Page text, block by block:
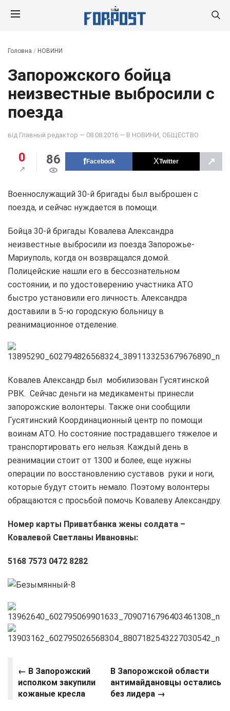
Головна / НОВИНИ
Запорожского бойца
неизвестные выбросили с
поезда
від Главный редактор — 08.08.2016 — В НОВИНИ ОБЩЕСТВО
0 86 Facebook Twitter ↗
Военнослужащий 30-й бригады был выброшен с
поезда, и сейчас нуждается в помощи.
Бойца 30-й бригады Ковалева Александра
неизвестные выбросили из поезда Запорожье-
Мариуполь, когда он возвращался домой.
Полицейские нашли его в бессознательном
состоянии, и по удостоверению участника АТО
быстро установили его личность. Александра
доставили в 5-ю городскую больницу в
реанимационное отделение.
Ковалев Александр был мобилизован Гусятинской
РВК. Сейчас деньги на медикаменты принесли
запорожские волонтеры. Также они сообщили
Гусятинский Координационный центр по помощи
воинам АТО. Но состояние пострадавшего тяжелое и
транспортировать его нельзя. Каждый день в
реанимации стоит от 1300 и более, еще нужны
операции по восстановлению суставов руки и ноги,
которые будут стоить немало. Поэтому волонтеры
обращаются с просьбой помочь Ковалеву Александру.
Номер карты Приватбанка жены солдата –
Ковалевой Светланы Ивановны:
5168 7573 0472 8282
← В Запорожский
исполком закупили
кожаные кресла
В Запорожской области
антимайдановцы остались
без лидера →